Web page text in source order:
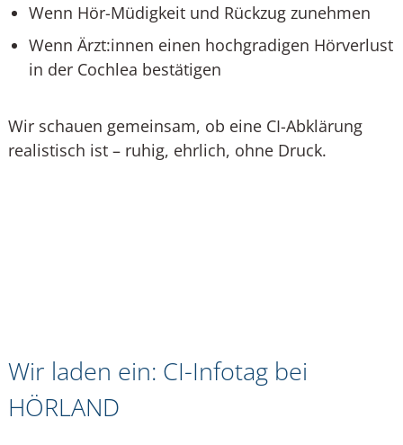
Wenn Hör-Müdigkeit und Rückzug zunehmen
Wenn Ärzt:innen einen hochgradigen Hörverlust
in der Cochlea bestätigen
Wir schauen gemeinsam, ob eine CI-Abklärung
realistisch ist – ruhig, ehrlich, ohne Druck.
Wir laden ein: CI-Infotag bei
HÖRLAND